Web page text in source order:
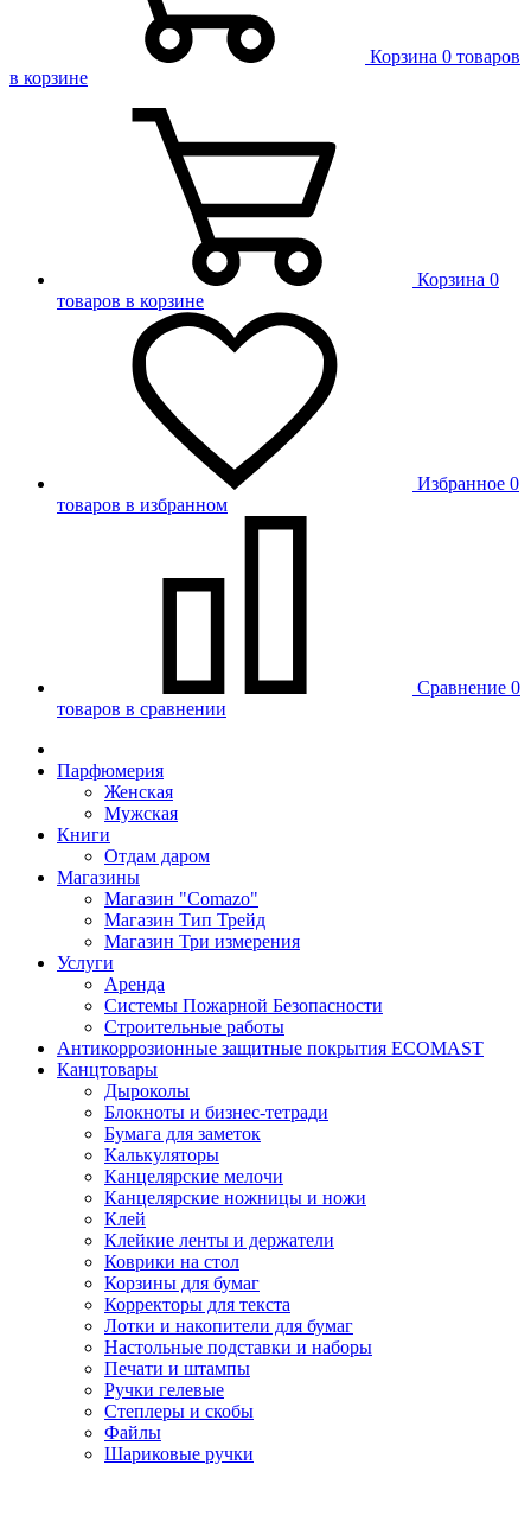
Корзина 0 товаров
в корзине
Корзина 0
товаров в корзине
Избранное 0
товаров в избранном
Сравнение 0
товаров в сравнении
Парфюмерия
Женская
Мужская
Книги
Отдам даром
Магазины
Магазин "Comazo"
Магазин Тип Трейд
Магазин Три измерения
Услуги
Аренда
Системы Пожарной Безопасности
Строительные работы
Антикоррозионные защитные покрытия ECOMAST
Канцтовары
Дыроколы
Блокноты и бизнес-тетради
Бумага для заметок
Калькуляторы
Канцелярские мелочи
Канцелярские ножницы и ножи
Клей
Клейкие ленты и держатели
Коврики на стол
Корзины для бумаг
Корректоры для текста
Лотки и накопители для бумаг
Настольные подставки и наборы
Печати и штампы
Ручки гелевые
Степлеры и скобы
Файлы
Шариковые ручки